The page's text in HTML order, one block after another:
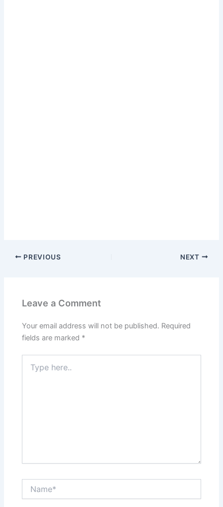
PREVIOUS NEXT
Leave a Comment
Your email address will not be published. Required
fields are marked *
here..